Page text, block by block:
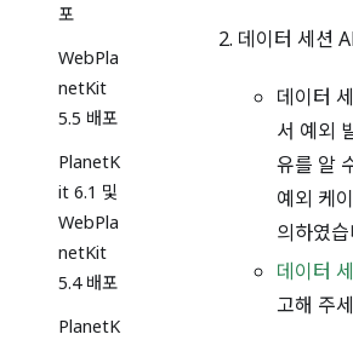
포
WebPla
netKit
5.5 배포
PlanetK
it 6.1 및
WebPla
netKit
5.4 배포
PlanetK
데이터 세션
데이터
서 예외
유를 알
예외 케
의하였
데이터
고해 주